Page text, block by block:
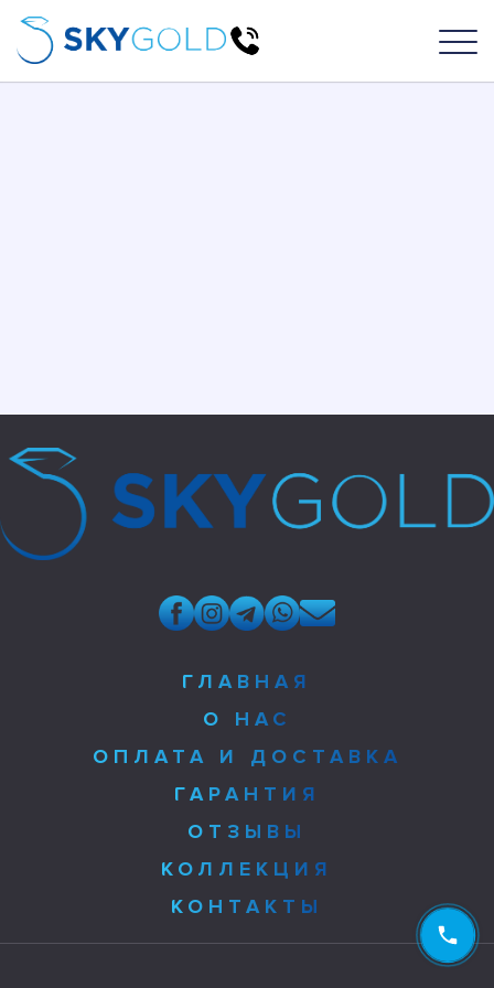
ГЛАВНАЯ
О НАС
ОПЛАТА И ДОСТАВКА
ГАРАНТИЯ
ОТЗЫВЫ
КОЛЛЕКЦИЯ
КОНТАКТЫ